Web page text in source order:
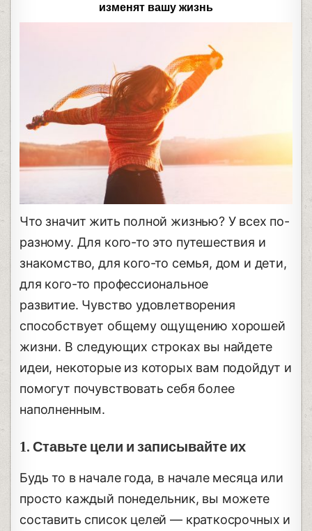
изменят вашу жизнь
Что значит жить полной жизнью? У всех по-
разному. Для кого-то это путешествия и
знакомство, для кого-то семья, дом и дети,
для кого-то профессиональное
развитие. Чувство удовлетворения
способствует общему ощущению хорошей
жизни. В следующих строках вы найдете
идеи, некоторые из которых вам подойдут и
помогут почувствовать себя более
наполненным.
1. Ставьте цели и записывайте их
Будь то в начале года, в начале месяца или
просто каждый понедельник, вы можете
составить список целей — краткосрочных и